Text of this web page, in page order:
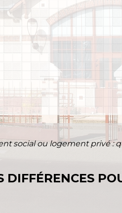
social ou logement privé :